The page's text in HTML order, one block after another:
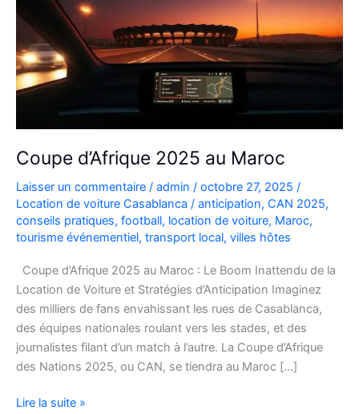
Coupe d’Afrique 2025 au Maroc
Laisser un commentaire / admin / octobre 27, 2025 /
Location de voiture Casablanca / anticipation, CAN 2025,
conseils pratiques, football, location de voiture, Maroc,
tourisme événementiel, transport local, villes hôtes
Coupe d’Afrique 2025 au Maroc : Le Boom Inattendu de la
Location de Voiture et Stratégies d’Anticipation Imaginez
des milliers de fans envahissant les rues de Casablanca,
des équipes nationales roulant vers les stades, et des
journalistes filant d’un match à l’autre. La Coupe d’Afrique
des Nations 2025, ou CAN, se tiendra au Maroc […]
Coupe
Lire la suite »